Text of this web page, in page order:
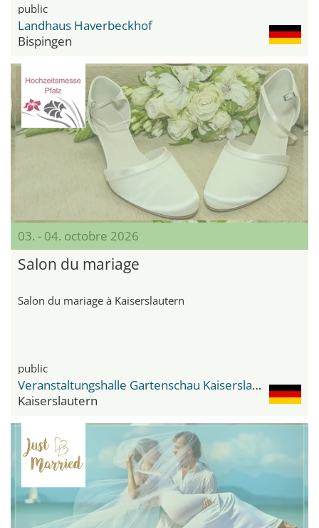
public
Landhaus Haverbeckhof
Bispingen
03. - 04. octobre 2026
Salon du mariage
Salon du mariage à Kaiserslautern
public
Veranstaltungshalle Gartenschau Kaiserslautern
Kaiserslautern